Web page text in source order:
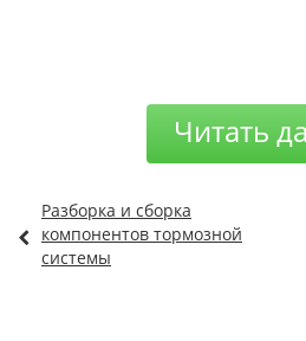
Читать
Разборка и сборка
компонентов тормозной
системы